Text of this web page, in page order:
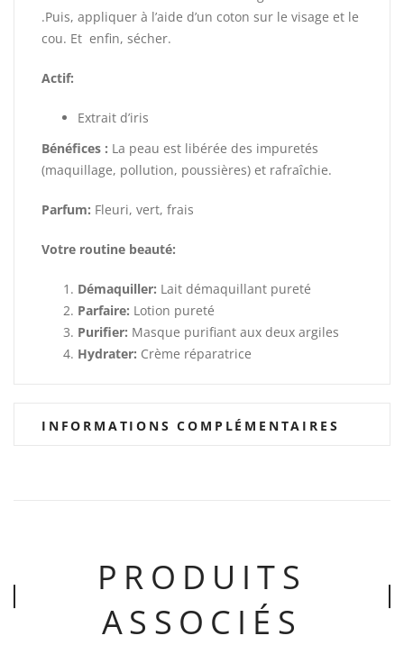
.Puis, appliquer à l’aide d’un coton sur le visage et le
cou. Et enfin, sécher.
Actif:
Extrait d’iris
Bénéfices : La peau est libérée des impuretés
(maquillage, pollution, poussières) et rafraîchie.
Parfum: Fleuri, vert, frais
Votre routine beauté:
Démaquiller: Lait démaquillant pureté
Parfaire: Lotion pureté
Purifier: Masque purifiant aux deux argiles
Hydrater: Crème réparatrice
INFORMATIONS COMPLÉMENTAIRES
PRODUITS
ASSOCIÉS